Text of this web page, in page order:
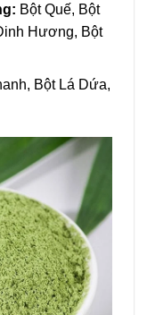
Bột Quế, Bột
Hương, Bột
Bột Lá Dứa,